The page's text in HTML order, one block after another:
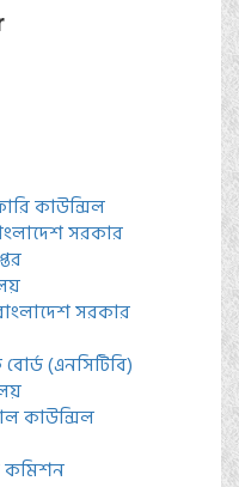
কাউন্সিল
সরকার
সরকার
(এনসিটিবি)
কাউন্সিল
কমিশন